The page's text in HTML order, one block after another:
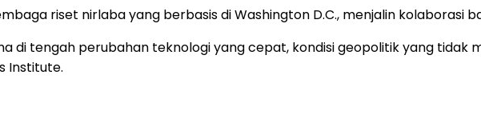
riset nirlaba yang berbasis diWashington D.C., menjalin kolaborasi
di tengah perubahan teknologi yang cepat, kondisi geopolitik yang tidak
Institute.